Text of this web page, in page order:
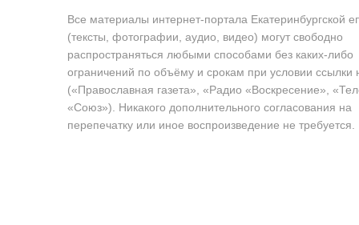
Все материалы интернет-портала Екатеринбургской
(тексты, фотографии, аудио, видео) могут свободно
распространяться любыми способами без каких-либо
ограничений по объёму и срокам при условии ссылки
(«Православная газета», «Радио «Воскресение»,
«Союз»). Никакого дополнительного согласования на
перепечатку или иное воспроизведение не требуется.